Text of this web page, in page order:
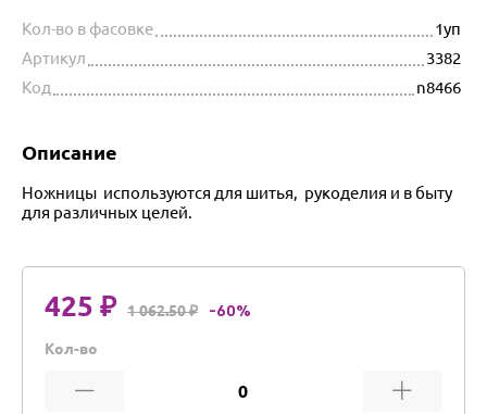
Кол-во в фасовке
1уп
Артикул
3382
Код
n8466
Описание
Ножницы используются для шитья, рукоделия и в быту
для различных целей.
425 ₽ 1 062.50 ₽ -60%
Кол-во